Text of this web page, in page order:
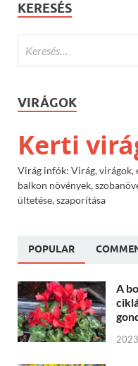
KERESÉS
VIRÁGOK
Kerti
Virág infók: Virág, virágok,
balkon növények,
ültetése, szaporítása
POPULAR
A